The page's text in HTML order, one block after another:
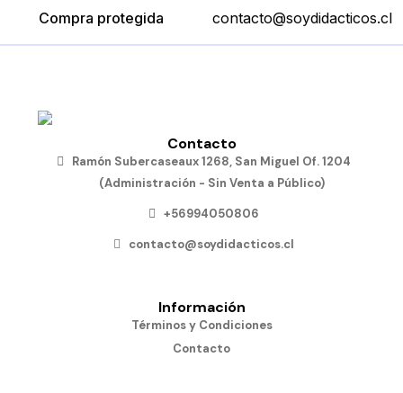
Compra protegida contacto@soydidacticos.cl
Contacto
Ramón Subercaseaux 1268, San Miguel Of. 1204
(Administración - Sin Venta a Público)
+56994050806
contacto@soydidacticos.cl
Información
Términos y Condiciones
Contacto